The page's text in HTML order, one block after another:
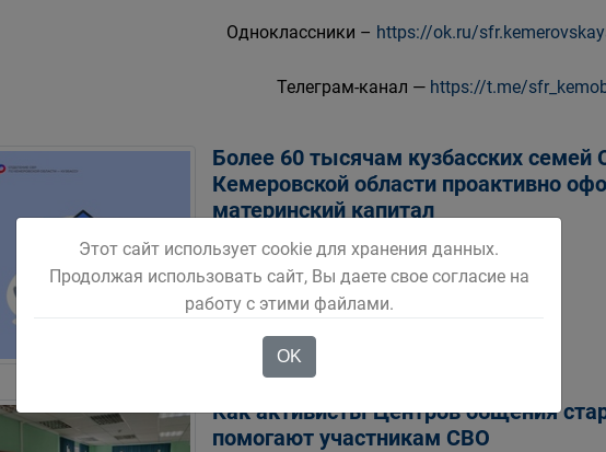
Одноклассники – https://ok.ru/
Телеграм-канал —https://t.me/
Более 60 тысячам кузбасских
Кемеровской области проактивно
материнский капитал
Как активисты Центров общения
помогают участникам СВО
Этот сайт использует cookie для хранения данных.
Продолжая использовать сайт, Вы даете свое согласие на
работу с этими файлами.
OK